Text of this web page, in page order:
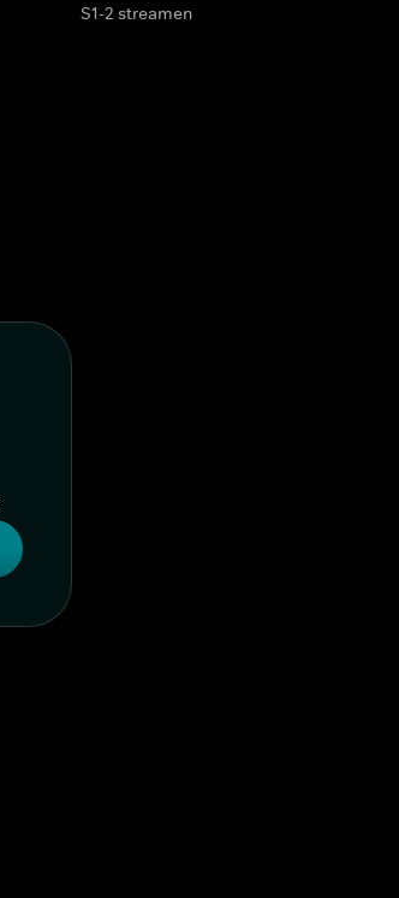
S1-2 streamen